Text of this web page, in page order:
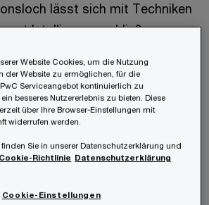
lässt sich mit Techniken
Intelligence schließen.
Intelligence Fähigkeiten gerade
Ihre bereits vorhandenen
das nächste Level heben
um Ihre
Website Cookies, um die Nutzung
der Website zu ermöglichen, für die
Serviceangebot kontinuierlich zu
besseres Nutzererlebnis zu bieten. Diese
über Ihre Browser-Einstellungen mit
widerrufen werden.
Sie in unserer Datenschutzerklärung und
Cookie-Richtlinie Datenschutzerklärung
Cookie-Einstellungen